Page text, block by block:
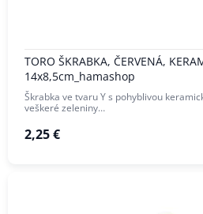
TORO ŠKRABKA, ČERVENÁ,
14x8,5cm_hamashop
Škrabka ve tvaru Y s pohyblivou
veškeré zeleniny…
2,25 €